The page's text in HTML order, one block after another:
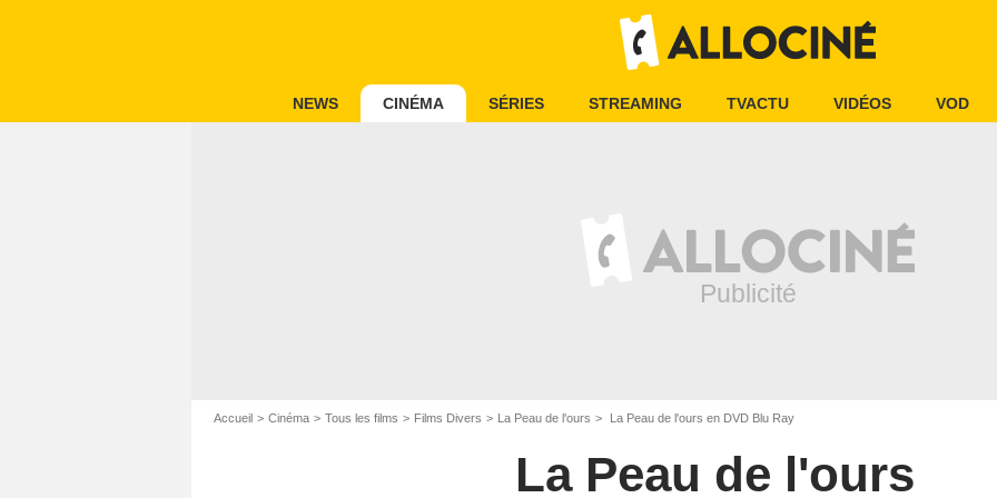
NEWS CINÉMA SÉRIES STREAMING TVACTU VIDÉOS VOD
Accueil Cinéma Tous les films Films Divers La Peau de l'ours La Peau de l'ours en DVD Blu Ray
La Peau de l'ours